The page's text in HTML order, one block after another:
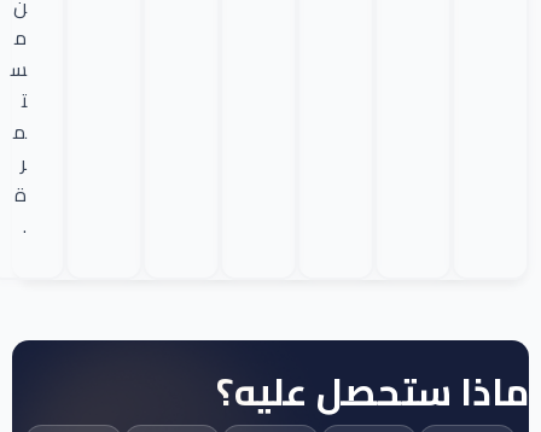
م
س
ت
م
ر
ة
.
ماذا ستحصل عليه؟